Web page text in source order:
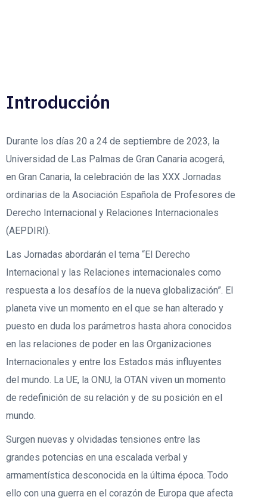
Introducción
Durante los días 20 a 24 de septiembre de 2023, la
Universidad de Las Palmas de Gran Canaria acogerá,
en Gran Canaria, la celebración de las XXX Jornadas
ordinarias de la Asociación Española de Profesores de
Derecho Internacional y Relaciones Internacionales
(AEPDIRI).
Las Jornadas abordarán el tema “El Derecho
Internacional y las Relaciones internacionales como
respuesta a los desafíos de la nueva globalización”. El
planeta vive un momento en el que se han alterado y
puesto en duda los parámetros hasta ahora conocidos
en las relaciones de poder en las Organizaciones
Internacionales y entre los Estados más influyentes
del mundo. La UE, la ONU, la OTAN viven un momento
de redefinición de su relación y de su posición en el
mundo.
Surgen nuevas y olvidadas tensiones entre las
grandes potencias en una escalada verbal y
armamentística desconocida en la última época. Todo
ello con una guerra en el corazón de Europa que afecta